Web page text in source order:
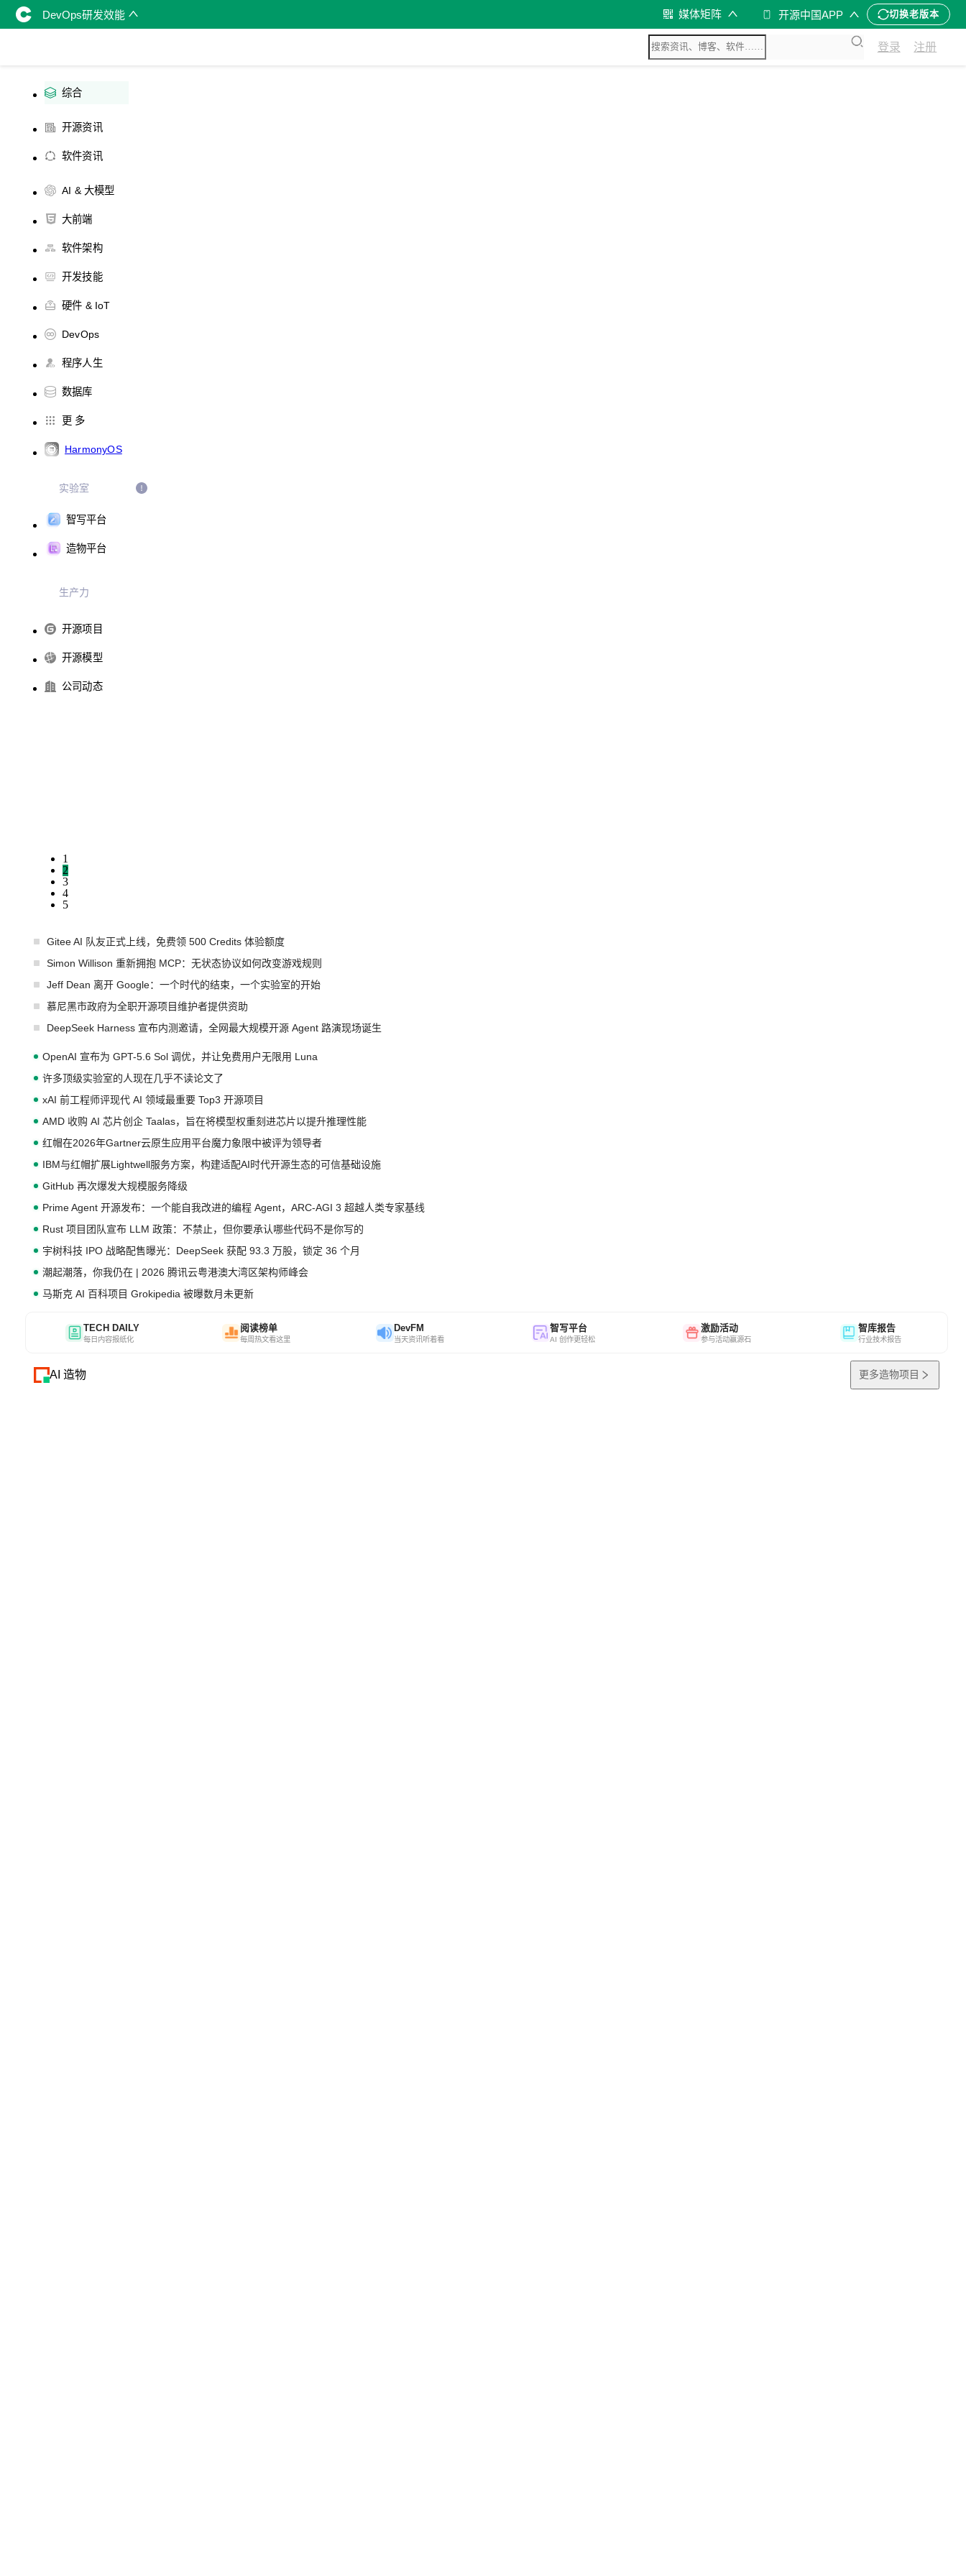
DevOps研发效能 媒体矩阵 开源中国APP 切换老版本
登录 注册
综合
开源资讯
软件资讯
AI & 大模型
大前端
软件架构
开发技能
硬件 & IoT
DevOps
程序人生
数据库
更 多
HarmonyOS
实验室
智写平台
造物平台
生产力
开源项目
开源模型
公司动态
1
2
3
4
5
Gitee AI 队友正式上线，免费领 500 Credits 体验额度
Simon Willison 重新拥抱 MCP：无状态协议如何改变游戏规则
Jeff Dean 离开 Google：一个时代的结束，一个实验室的开始
慕尼黑市政府为全职开源项目维护者提供资助
DeepSeek Harness 宣布内测邀请，全网最大规模开源 Agent 路演现场诞生
OpenAI 宣布为 GPT-5.6 Sol 调优，并让免费用户无限用 Luna
许多顶级实验室的人现在几乎不读论文了
xAI 前工程师评现代 AI 领域最重要 Top3 开源项目
AMD 收购 AI 芯片创企 Taalas，旨在将模型权重刻进芯片以提升推理性能
红帽在2026年Gartner云原生应用平台魔力象限中被评为领导者
IBM与红帽扩展Lightwell服务方案，构建适配AI时代开源生态的可信基础设施
GitHub 再次爆发大规模服务降级
Prime Agent 开源发布：一个能自我改进的编程 Agent，ARC-AGI 3 超越人类专家基线
Rust 项目团队宣布 LLM 政策：不禁止，但你要承认哪些代码不是你写的
宇树科技 IPO 战略配售曝光：DeepSeek 获配 93.3 万股，锁定 36 个月
潮起潮落，你我仍在 | 2026 腾讯云粤港澳大湾区架构师峰会
马斯克 AI 百科项目 Grokipedia 被曝数月未更新
TECH DAILY
每日内容报纸化
阅读榜单
每周热文看这里
DevFM
当天资讯听着看
智写平台
AI 创作更轻松
激励活动
参与活动赢源石
智库报告
行业技术报告
AI 造物 更多造物项目